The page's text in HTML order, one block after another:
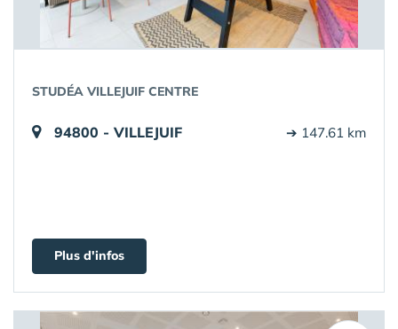
STUDÉA VILLEJUIF CENTRE
94800 - VILLEJUIF ➔ 147.61 km
Plus d'infos